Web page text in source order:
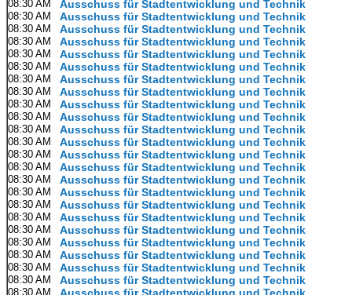
08:30 AM Ausschuss für Stadtentwicklung und Technik
08:30 AM Ausschuss für Stadtentwicklung und Technik
08:30 AM Ausschuss für Stadtentwicklung und Technik
08:30 AM Ausschuss für Stadtentwicklung und Technik
08:30 AM Ausschuss für Stadtentwicklung und Technik
08:30 AM Ausschuss für Stadtentwicklung und Technik
08:30 AM Ausschuss für Stadtentwicklung und Technik
08:30 AM Ausschuss für Stadtentwicklung und Technik
08:30 AM Ausschuss für Stadtentwicklung und Technik
08:30 AM Ausschuss für Stadtentwicklung und Technik
08:30 AM Ausschuss für Stadtentwicklung und Technik
08:30 AM Ausschuss für Stadtentwicklung und Technik
08:30 AM Ausschuss für Stadtentwicklung und Technik
08:30 AM Ausschuss für Stadtentwicklung und Technik
08:30 AM Ausschuss für Stadtentwicklung und Technik
08:30 AM Ausschuss für Stadtentwicklung und Technik
08:30 AM Ausschuss für Stadtentwicklung und Technik
08:30 AM Ausschuss für Stadtentwicklung und Technik
08:30 AM Ausschuss für Stadtentwicklung und Technik
08:30 AM Ausschuss für Stadtentwicklung und Technik
08:30 AM Ausschuss für Stadtentwicklung und Technik
08:30 AM Ausschuss für Stadtentwicklung und Technik
08:30 AM Ausschuss für Stadtentwicklung und Technik
08:30 AM